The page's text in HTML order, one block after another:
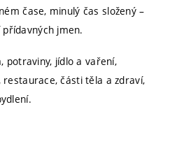
čase, minulý čas složený –
jmen.
potraviny, jídlo a vaření,
restaurace, části těla a zdraví,